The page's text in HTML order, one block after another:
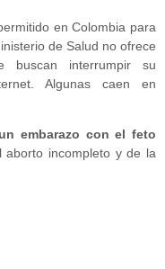
en Colombia para
de Salud no ofrece
buscan interrumpir su
Algunas caen en
embarazo con el feto
aborto incompleto y de la